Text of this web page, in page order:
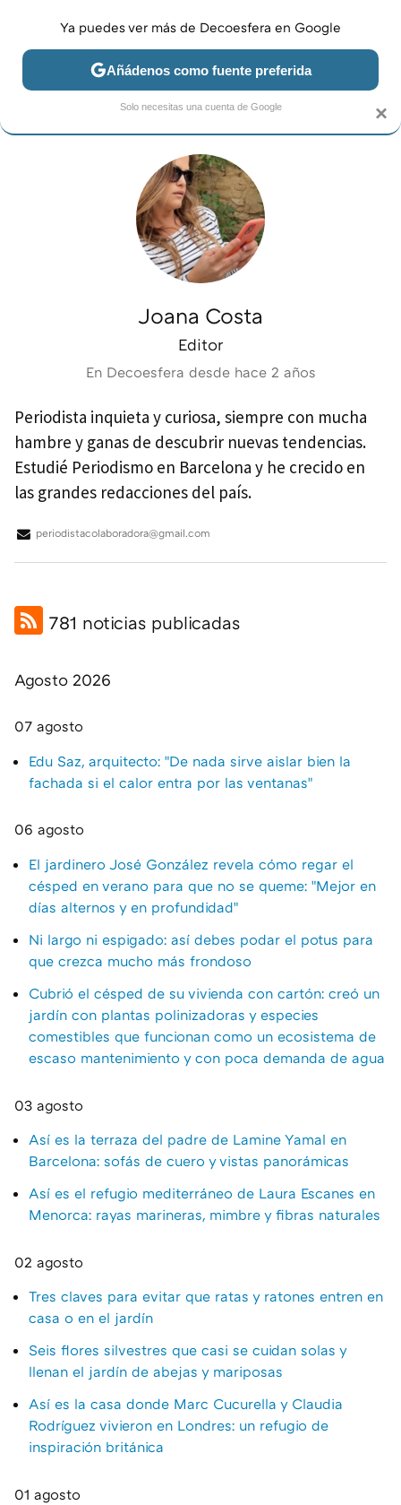
JARDÍN Y TERRAZA SALÓN DORMITORIO COCINA
Joana Costa
Editor
En Decoesfera desde hace 2 años
Periodista inquieta y curiosa, siempre con mucha
hambre y ganas de descubrir nuevas tendencias.
Estudié Periodismo en Barcelona y he crecido en
las grandes redacciones del país.
periodistacolaboradora@gmail.com
781 noticias publicadas
Agosto 2026
07 agosto
Edu Saz, arquitecto: "De nada sirve aislar bien la
fachada si el calor entra por las ventanas"
06 agosto
El jardinero José González revela cómo regar el
césped en verano para que no se queme: "Mejor en
días alternos y en profundidad"
Ni largo ni espigado: así debes podar el potus para
que crezca mucho más frondoso
Cubrió el césped de su vivienda con cartón: creó un
jardín con plantas polinizadoras y especies
comestibles que funcionan como un ecosistema de
escaso mantenimiento y con poca demanda de agua
03 agosto
Así es la terraza del padre de Lamine Yamal en
Barcelona: sofás de cuero y vistas panorámicas
Así es el refugio mediterráneo de Laura Escanes en
Menorca: rayas marineras, mimbre y fibras naturales
02 agosto
Tres claves para evitar que ratas y ratones entren en
casa o en el jardín
Seis flores silvestres que casi se cuidan solas y
llenan el jardín de abejas y mariposas
Así es la casa donde Marc Cucurella y Claudia
Rodríguez vivieron en Londres: un refugio de
inspiración británica
01 agosto
×
Ya puedes ver más de Decoesfera en Google
Añádenos como fuente preferida
Solo necesitas una cuenta de Google